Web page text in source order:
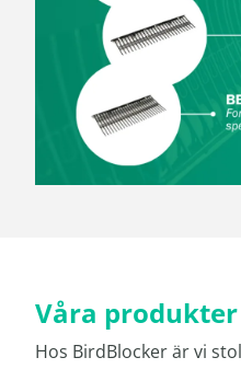
Våra produkter
Hos BirdBlocker är vi